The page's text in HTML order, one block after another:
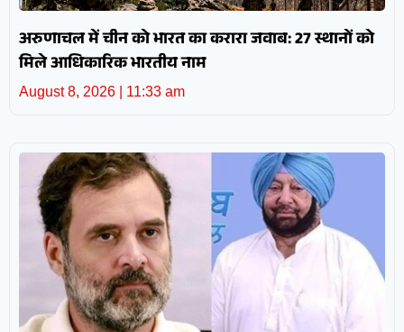
अरुणाचल में चीन को भारत का करारा जवाब: 27 स्थानों को
मिले आधिकारिक भारतीय नाम
August 8, 2026 11:33 am